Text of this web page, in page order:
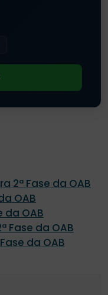
2ª Fase da OAB
OAB
da OAB
Fase da OAB
da OAB